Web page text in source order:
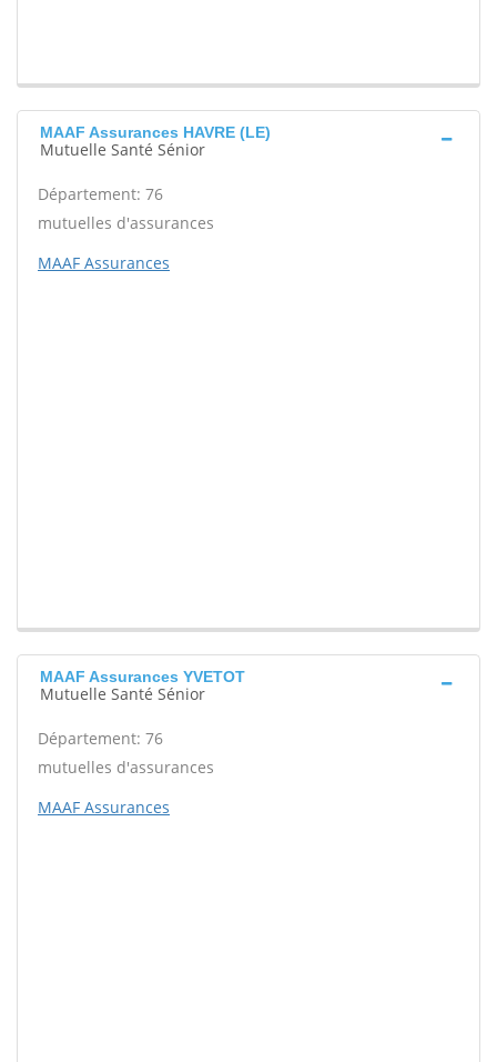
MAAF Assurances HAVRE (LE)
Mutuelle Santé Sénior
Département: 76
mutuelles d'assurances
MAAF Assurances
MAAF Assurances YVETOT
Mutuelle Santé Sénior
Département: 76
mutuelles d'assurances
MAAF Assurances